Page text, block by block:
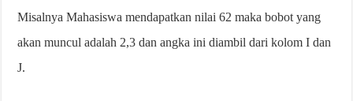
Misalnya Mahasiswa mendapatkan nilai 62 maka bobot yang
akan muncul adalah 2,3 dan angka ini diambil dari kolom I dan
J.